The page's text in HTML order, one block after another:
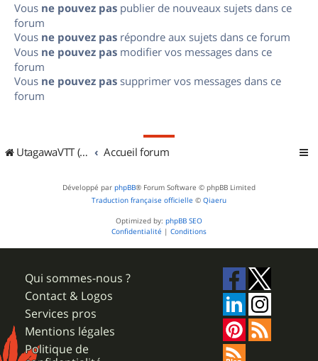
Vous ne pouvez pas publier de nouveaux sujets dans ce
forum
Vous ne pouvez pas répondre aux sujets dans ce forum
Vous ne pouvez pas modifier vos messages dans ce
forum
Vous ne pouvez pas supprimer vos messages dans ce
forum
UtagawaVTT (Randos VTT et VTTAE avec traces GPS) Accueil forum
Développé par phpBB® Forum Software © phpBB Limited
Traduction française officielle © Qiaeru
Optimized by: phpBB SEO
Confidentialité | Conditions
Qui sommes-nous ?
Contact & Logos
Services pros
Mentions légales
Politique de